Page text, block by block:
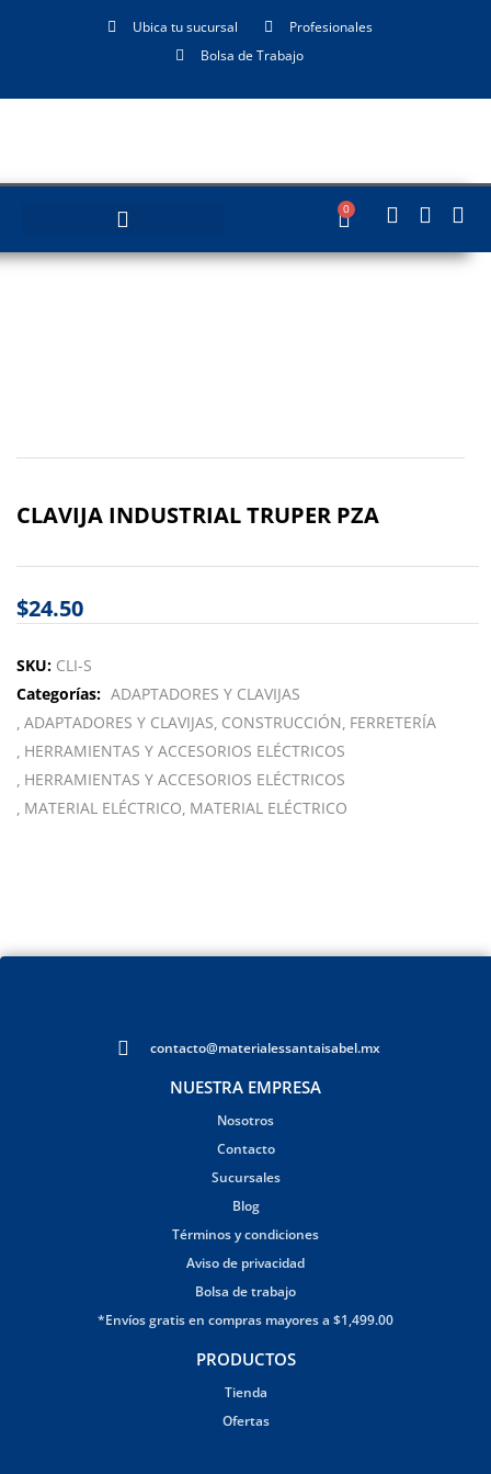
Ubica tu sucursal
Profesionales
Bolsa de Trabajo
0
CLAVIJA INDUSTRIAL TRUPER PZA
$24.50
SKU: CLI-S
Categorías: ADAPTADORES Y CLAVIJAS
ADAPTADORES Y CLAVIJAS CONSTRUCCIÓN FERRETERÍA
HERRAMIENTAS Y ACCESORIOS ELÉCTRICOS
HERRAMIENTAS Y ACCESORIOS ELÉCTRICOS
MATERIAL ELÉCTRICO MATERIAL ELÉCTRICO
contacto@materialessantaisabel.mx
NUESTRA EMPRESA
Nosotros
Contacto
Sucursales
Blog
Términos y condiciones
Aviso de privacidad
Bolsa de trabajo
*Envíos gratis en compras mayores a $1,499.00
PRODUCTOS
Tienda
Ofertas